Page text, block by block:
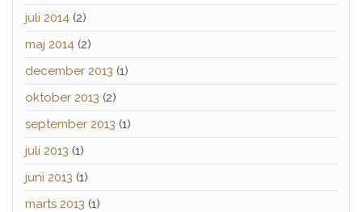
juli 2014 (2)
maj 2014 (2)
december 2013 (1)
oktober 2013 (2)
september 2013 (1)
juli 2013 (1)
juni 2013 (1)
marts 2013 (1)